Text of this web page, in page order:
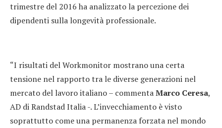
trimestre del 2016 ha analizzato la percezione dei
dipendenti sulla longevità professionale.
“I risultati del Workmonitor mostrano una certa
tensione nel rapporto tra le diverse generazioni nel
mercato del lavoro italiano – commentaMarco Ceresa,
AD di Randstad Italia -. L’invecchiamento è visto
soprattutto come una permanenza forzata nel mondo